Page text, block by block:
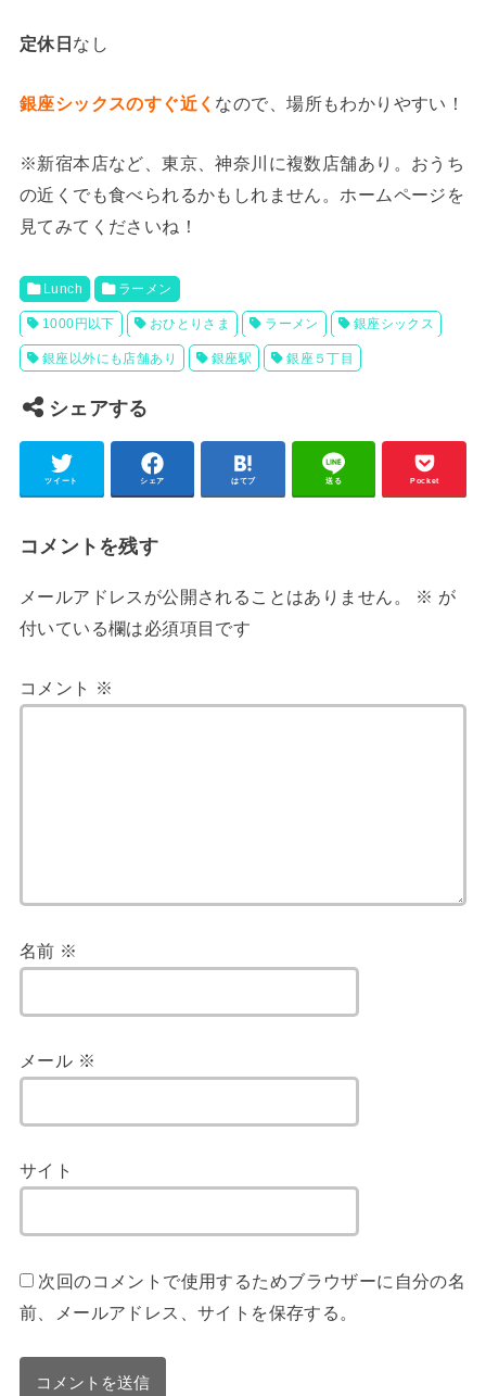
定休日なし
銀座シックスのすぐ近く なので、場所もわかりやすい！
※新宿本店など、東京、神奈川に複数店舗あり。おうち
の近くでも食べられるかもしれません。ホームページを
見てみてくださいね！
Lunch ラーメン
1000円以下 おひとりさま ラーメン 銀座シックス
銀座以外にも店舗あり 銀座駅 銀座５丁目
シェアする
ツイート シェア はてブ 送る Pocket
コメントを残す
メールアドレスが公開されることはありません。 ※ が
付いている欄は必須項目です
コメント ※
名前 ※
メール ※
サイト
次回のコメントで使用するためブラウザーに自分の名
前、メールアドレス、サイトを保存する。